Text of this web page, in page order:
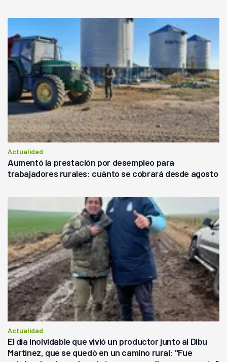
Actualidad
Aumentó la prestación por desempleo para
trabajadores rurales: cuánto se cobrará desde agosto
Actualidad
El día inolvidable que vivió un productor junto al Dibu
Martínez, que se quedó en un camino rural: "Fue